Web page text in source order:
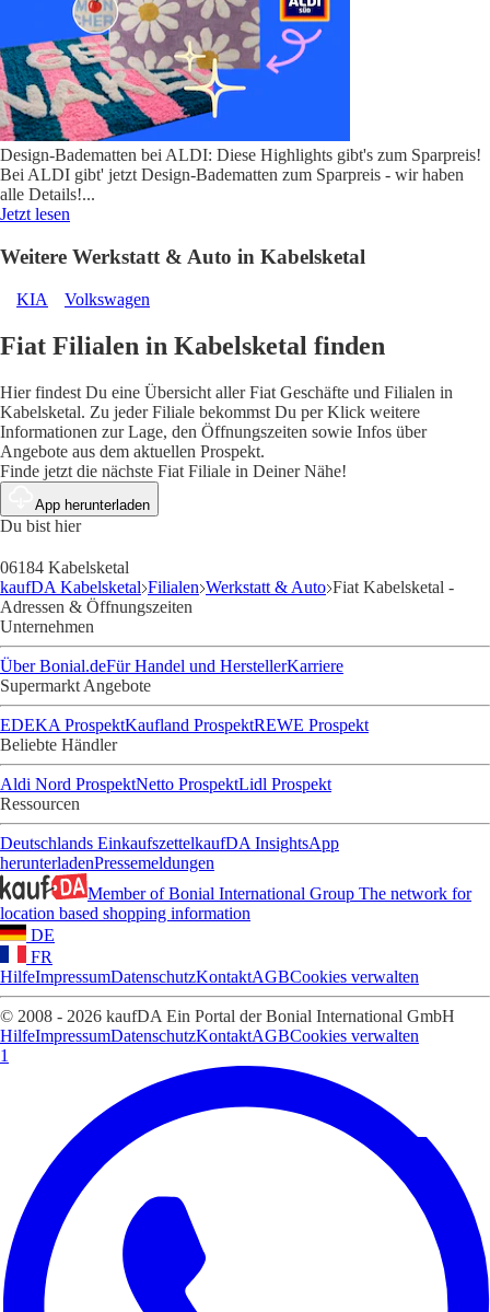
Design-Badematten bei ALDI: Diese Highlights gibt's zum Sparpreis!
Bei ALDI gibt' jetzt Design-Badematten zum Sparpreis - wir haben
alle Details!...
Jetzt lesen
Weitere Werkstatt & Auto in Kabelsketal
KIA Volkswagen
Fiat Filialen in Kabelsketal finden
Hier findest Du eine Übersicht aller Fiat Geschäfte und Filialen in
Kabelsketal. Zu jeder Filiale bekommst Du per Klick weitere
Informationen zur Lage, den Öffnungszeiten sowie Infos über
Angebote aus dem aktuellen Prospekt.
Finde jetzt die nächste Fiat Filiale in Deiner Nähe!
App herunterladen
Du bist hier
06184 Kabelsketal
kaufDA Kabelsketal Filialen Werkstatt & Auto Fiat Kabelsketal -
Adressen & Öffnungszeiten
Unternehmen
Über Bonial.deFür Handel und HerstellerKarriere
Supermarkt Angebote
EDEKA ProspektKaufland ProspektREWE Prospekt
Beliebte Händler
Aldi Nord ProspektNetto ProspektLidl Prospekt
Ressourcen
Deutschlands EinkaufszettelkaufDA InsightsApp
herunterladenPressemeldungen
Member of Bonial International Group The network for
location based shopping information
DE
FR
HilfeImpressumDatenschutzKontaktAGBCookies verwalten
© 2008 - 2026 kaufDA Ein Portal der Bonial International GmbH
HilfeImpressumDatenschutzKontaktAGBCookies verwalten
1